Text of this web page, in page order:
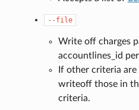
--file
Write off charges
accountlines_id
If other criteria
writeoff those in
criteria.